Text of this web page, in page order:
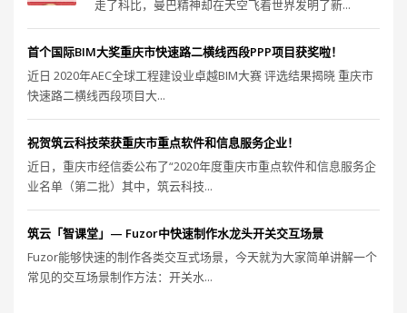
走了科比，曼巴精神却在天空飞着世界发明了新...
首个国际BIM大奖重庆市快速路二横线西段PPP项目获奖啦！
近日 2020年AEC全球工程建设业卓越BIM大赛 评选结果揭晓 重庆市
快速路二横线西段项目大...
祝贺筑云科技荣获重庆市重点软件和信息服务企业！
近日，重庆市经信委公布了“2020年度重庆市重点软件和信息服务企
业名单（第二批）其中，筑云科技...
筑云「智课堂」— Fuzor中快速制作水龙头开关交互场景
Fuzor能够快速的制作各类交互式场景，今天就为大家简单讲解一个
常见的交互场景制作方法：开关水...